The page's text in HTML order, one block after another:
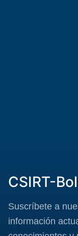
CSIRT-
Suscríbete a
información